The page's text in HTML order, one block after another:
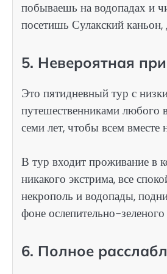
побываешь на водопадах и
посетишь Сулакский
5. Невероятная
Это пятидневный тур с
путешественниками любого
семи лет, чтобы всем вместе
В тур входит проживание в
никакого экстрима, все
некрополь и водопады,
фоне ослепительно-
6. Полное